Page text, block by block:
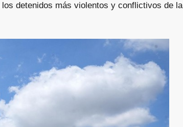
detenidos más violentos y conflictivos de la